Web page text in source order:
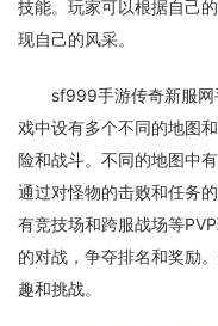
技能。玩家可以根据自己
现自己的风采。
sf999手游传奇新服
戏中设有多个不同的地图
险和战斗。不同的地图中
通过对怪物的击败和任务
有竞技场和跨服战场等
的对战，争夺排名和奖励
趣和挑战。